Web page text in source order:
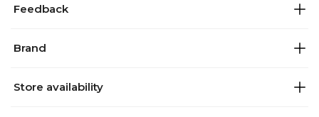
Feedback
Brand
Store availability